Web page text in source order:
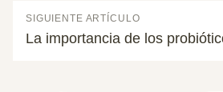
SIGUIENTE ARTÍCULO
La importancia de los